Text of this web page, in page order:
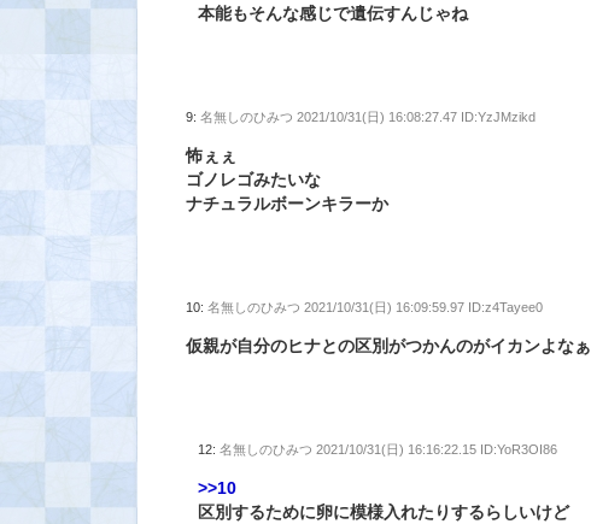
本能もそんな感じで遺伝すんじゃね
9:名無しのひみつ 2021/10/31(日) 16:08:27.47 ID:YzJMzikd
怖ぇぇ
ゴノレゴみたいな
ナチュラルボーンキラーか
10:名無しのひみつ 2021/10/31(日) 16:09:59.97 ID:z4Tayee0
仮親が自分のヒナとの区別がつかんのがイカンよなぁ
12:名無しのひみつ 2021/10/31(日) 16:16:22.15 ID:YoR3OI86
>>10
区別するために卵に模様入れたりするらしいけど